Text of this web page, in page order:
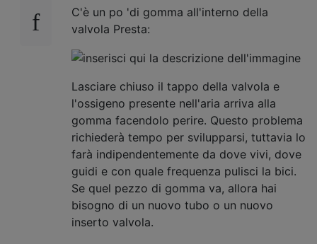
C'è un po 'di gomma all'interno della
valvola Presta:
Lasciare chiuso il tappo della valvola e
l'ossigeno presente nell'aria arriva alla
gomma facendolo perire. Questo problema
richiederà tempo per svilupparsi, tuttavia lo
farà indipendentemente da dove vivi, dove
guidi e con quale frequenza pulisci la bici.
Se quel pezzo di gomma va, allora hai
bisogno di un nuovo tubo o un nuovo
inserto valvola.